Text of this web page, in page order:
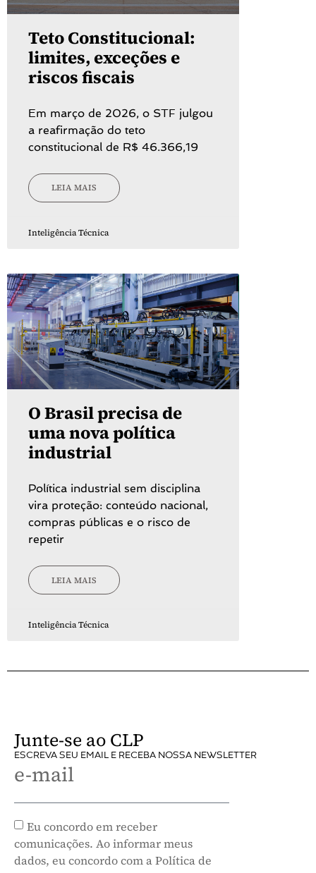
Teto Constitucional:
limites, exceções e
riscos fiscais
Em março de 2026, o STF julgou
a reafirmação do teto
constitucional de R$ 46.366,19
LEIA MAIS
Inteligência Técnica
O Brasil precisa de
uma nova política
industrial
Política industrial sem disciplina
vira proteção: conteúdo nacional,
compras públicas e o risco de
repetir
LEIA MAIS
Inteligência Técnica
Junte-se ao CLP
ESCREVA SEU EMAIL E RECEBA NOSSA NEWSLETTER
e-mail
Eu concordo em receber
comunicações. Ao informar meus
dados, eu concordo com a Política de